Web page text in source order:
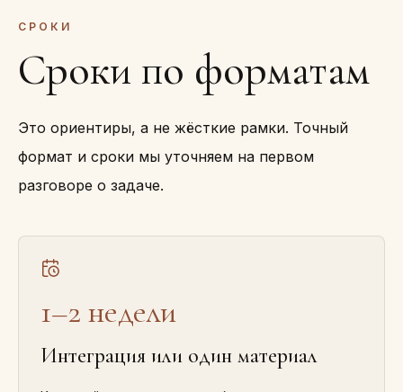
СРОКИ
Сроки по форматам
Это ориентиры, а не жёсткие рамки. Точный
формат и сроки мы уточняем на первом
разговоре о задаче.
1–2 недели
Интеграция или один материал